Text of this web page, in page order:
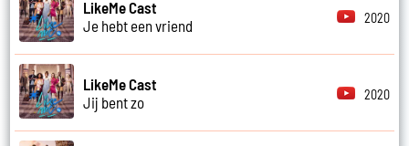
LikeMe Cast
Je hebt een vriend
2020
LikeMe Cast
Jij bent zo
2020